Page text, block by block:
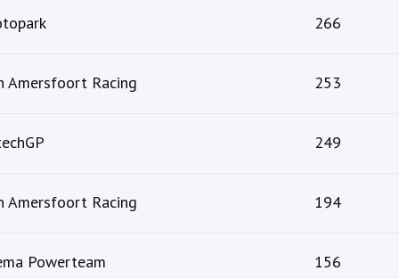
266
Amersfoort Racing 253
249
Amersfoort Racing 194
Powerteam 156